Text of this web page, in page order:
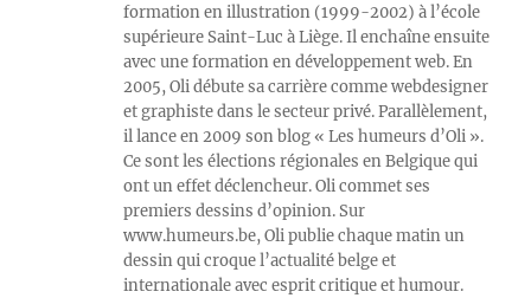
formation en illustration (1999-2002) à l’école
supérieure Saint-Luc à Liège. Il enchaîne ensuite
avec une formation en développement web. En
2005, Oli débute sa carrière comme webdesigner
et graphiste dans le secteur privé. Parallèlement,
il lance en 2009 son blog « Les humeurs d’Oli ».
Ce sont les élections régionales en Belgique qui
ont un effet déclencheur. Oli commet ses
premiers dessins d’opinion. Sur
www.humeurs.be, Oli publie chaque matin un
dessin qui croque l’actualité belge et
internationale avec esprit critique et humour.